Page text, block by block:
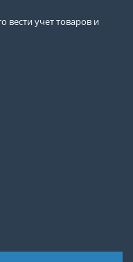
вести учет товаров и